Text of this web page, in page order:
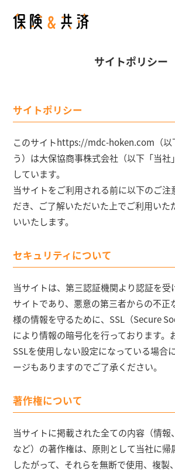
サイトポリシー
サイトポリシー
このサイトhttps://mdc-hoken.com（以
う）は大保協商事株式会社（以下「当社
しています。
当サイトをご利用される前に以下のご注
だき、ご了解いただいた上でご利用いた
いいたします。
セキュリティについて
当サイトは、第三認証機関より認証を受
サイトであり、悪意の第三者からの不正
様の情報を守るために、SSL（Secure
により情報の暗号化を行っております。
SSLを使用しない設定になっている場合
ージもありますのでご了承ください。
著作権について
当サイトに掲載された全ての内容（情報
など）の著作権は、原則として当社に帰
したがって、それらを無断で使用、複製